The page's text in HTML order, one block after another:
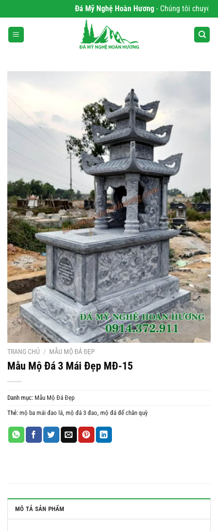
qua
nội
dung
Đá Mỹ Nghệ Hoàn Hương- Chúng tôi chuyên
TRANG CHỦ / MẪU MỘ ĐÁ ĐẸP
Mẫu Mộ Đá 3 Mái Đẹp MĐ-15
Danh mục: Mẫu Mộ Đá Đẹp
Thẻ: mộ ba mái đao lá, mộ đá 3 đao, mộ đá đế chân quỳ
MÔ TẢ SẢN PHẨM